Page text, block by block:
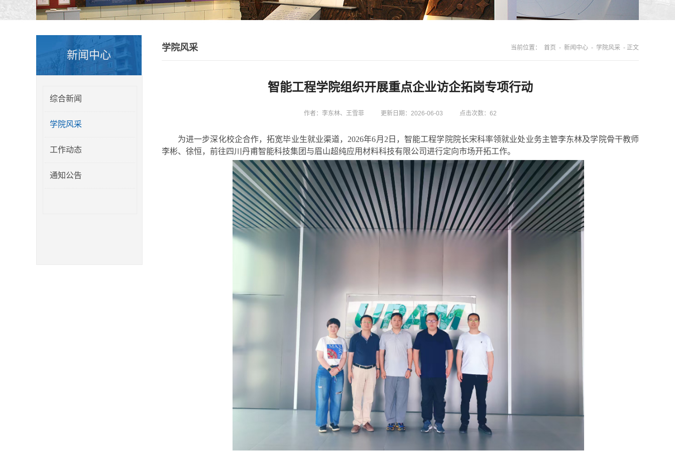
新闻中心
综合新闻
学院风采
工作动态
通知公告
学院风采 当前位置： 首页 - 新闻中心 - 学院风采 - 正文
智能工程学院组织开展重点企业访企拓岗专项行动
作者：李东林、王雪菲 更新日期：2026-06-03 点击次数： 62
为进一步深化校企合作，拓宽毕业生就业渠道，2026年6月2日，智能工程学院院长宋科率领就业处业务主管李东林及学院骨干教师
李彬、徐恒，前往四川丹甫智能科技集团与眉山超纯应用材料科技有限公司进行定向市场开拓工作。